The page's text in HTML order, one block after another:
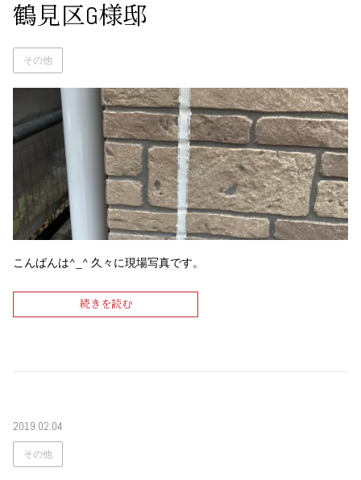
鶴見区G様邸
その他
こんばんは^_^ 久々に現場写真です。
続きを読む
2019.02.04
その他